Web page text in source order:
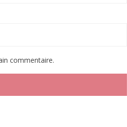
commentaire.